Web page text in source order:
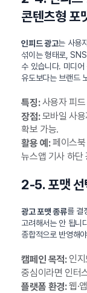
콘텐츠형 포
인피드 광고는 사용
섞이는 형태로,
수 있습니다. 미디어
유도보다는 브랜드
특징:사용자 피드
장점:모바일 사용
확보 가능.
활용 예:페이스북
뉴스앱 기사 하단
2-5. 포맷 선
광고 포맷 종류를 결
고려해서는 안 됩니
종합적으로 반영해
캠페인 목적:인지
중심이라면 인터
플랫폼 환경:웹·